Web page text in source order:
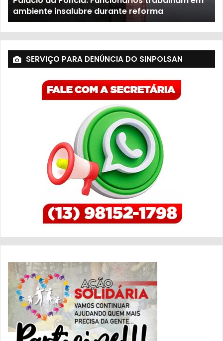
ambiente insalubre durante reforma
SERVIÇO PARA DENÚNCIA DO SINPOLSAN